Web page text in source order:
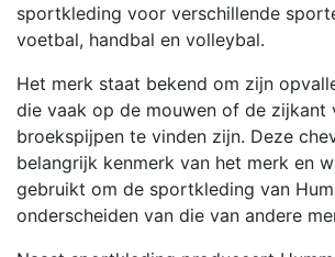
sportkleding voor verschillende
voetbal, handbal en volleybal.
Het merk staat bekend om zijn
die vaak op de mouwen of de zijkant
broekspijpen te vinden zijn. Deze
belangrijk kenmerk van het merk en
gebruikt om de sportkleding van
onderscheiden van die van andere